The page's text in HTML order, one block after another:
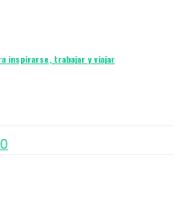
inspirarse, trabajar y viajar
0